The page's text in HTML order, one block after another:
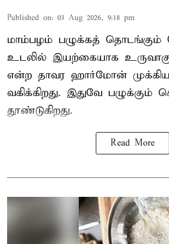
Published on: 03 Aug 2026, 9:18 pm
மாம்பழம் பழுக்கத்
உடலில் இயற்கையாக
என்ற தாவர ஹார்மோன்
வகிக்கிறது. இதுவே
தூண்டுகிறது.
Read More